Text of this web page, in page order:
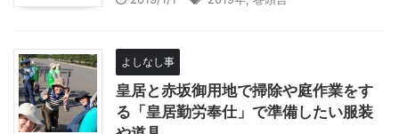
よしなし事
皇居と赤坂御用地で掃除や庭作業をす
る「皇居勤労奉仕」で準備したい服装